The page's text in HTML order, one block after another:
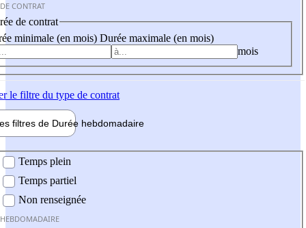
CONTRAT
de contrat
minimale (en mois) Durée maximale (en mois)
mois
le filtre du type de contrat
filtres de Durée hebdomadaire
Temps plein
Temps partiel
Non renseignée